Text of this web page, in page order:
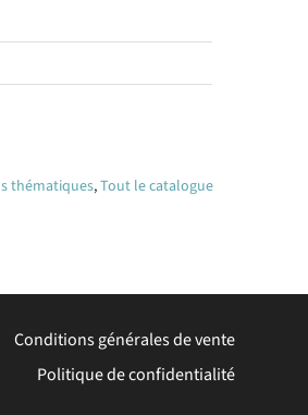
thématiques,Tout le catalogue
Conditions générales de vente
Politique de confidentialité